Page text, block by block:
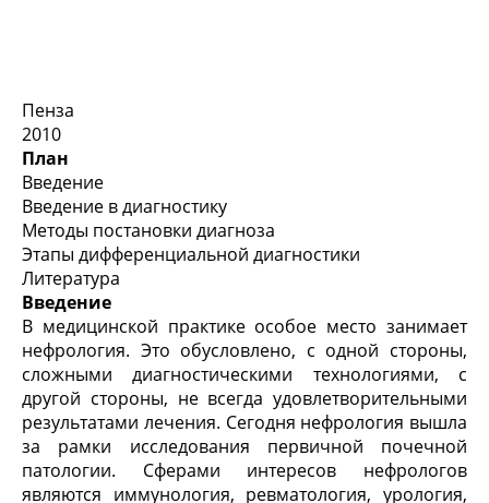
Пенза
2010
План
Введение
Введение в диагностику
Методы постановки диагноза
Этапы дифференциальной диагностики
Литература
Введение
В медицинской практике особое место занимает
нефрология. Это обусловлено, с одной стороны,
сложными диагностическими технологиями, с
другой стороны, не всегда удовлетворительными
результатами лечения. Сегодня нефрология вышла
за рамки исследования первичной почечной
патологии. Сферами интересов нефрологов
являются иммунология, ревматология, урология,